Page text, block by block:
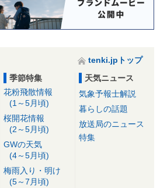
tenki.jpトップ
季節特集
花粉飛散情報
(1～5月頃)
桜開花情報
(2～5月頃)
GWの天気
(4～5月頃)
梅雨入り・明け
(5～7月頃)
天気ニュース
気象予報士解説
暮らしの話題
放送局のニュース
特集